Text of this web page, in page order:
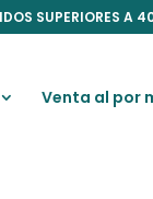
SUPERIORES A
Venta al por